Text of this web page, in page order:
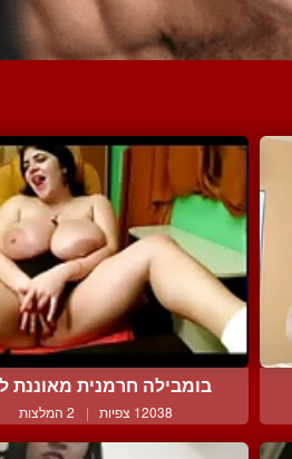
בומבילה חרמנית מאוננת
12038 צפיות | 2 המלצות